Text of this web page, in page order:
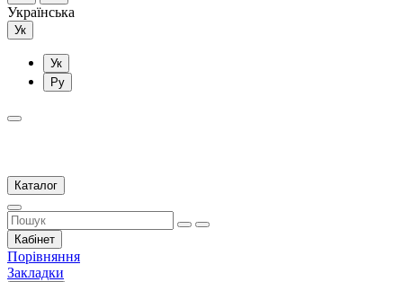
Українська
Ук
Ук
Ру
Каталог
Кабінет
Порівняння
Закладки